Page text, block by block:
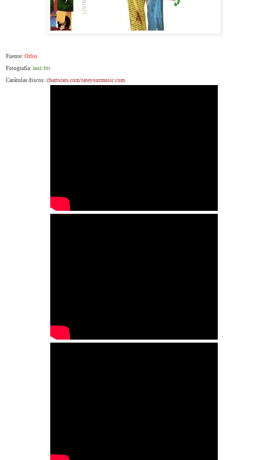
Fuente: Orbis
Fotografía: last.fm
Carátulas discos: chartstats.com/rateyourmusic.com